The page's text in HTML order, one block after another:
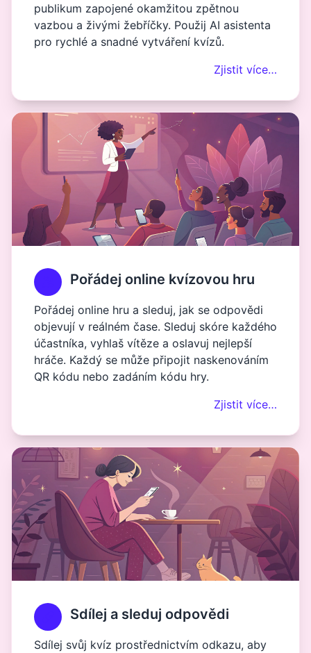
publikum zapojené okamžitou zpětnou
vazbou a živými žebříčky. Použij AI asistenta
pro rychlé a snadné vytváření kvízů.
Zjistit více…
Pořádej online kvízovou hru
Pořádej online hru a sleduj, jak se odpovědi
objevují v reálném čase. Sleduj skóre každého
účastníka, vyhlaš vítěze a oslavuj nejlepší
hráče. Každý se může připojit naskenováním
QR kódu nebo zadáním kódu hry.
Zjistit více…
Sdílej a sleduj odpovědi
Sdílej svůj kvíz prostřednictvím odkazu, aby